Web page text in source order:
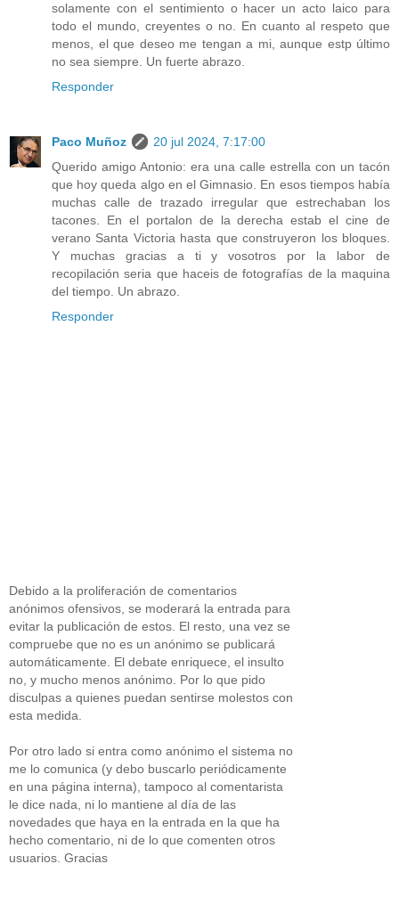
solamente con el sentimiento o hacer un acto laico para
todo el mundo, creyentes o no. En cuanto al respeto que
menos, el que deseo me tengan a mi, aunque estp último
no sea siempre. Un fuerte abrazo.
Responder
Paco Muñoz
20 jul 2024, 7:17:00
Querido amigo Antonio: era una calle estrella con un tacón
que hoy queda algo en el Gimnasio. En esos tiempos había
muchas calle de trazado irregular que estrechaban los
tacones. En el portalon de la derecha estab el cine de
verano Santa Victoria hasta que construyeron los bloques.
Y muchas gracias a ti y vosotros por la labor de
recopilación seria que haceis de fotografías de la maquina
del tiempo. Un abrazo.
Responder
Debido a la proliferación de comentarios
anónimos ofensivos, se moderará la entrada para
evitar la publicación de estos. El resto, una vez se
compruebe que no es un anónimo se publicará
automáticamente. El debate enriquece, el insulto
no, y mucho menos anónimo. Por lo que pido
disculpas a quienes puedan sentirse molestos con
esta medida.
Por otro lado si entra como anónimo el sistema no
me lo comunica (y debo buscarlo periódicamente
en una página interna), tampoco al comentarista
le dice nada, ni lo mantiene al día de las
novedades que haya en la entrada en la que ha
hecho comentario, ni de lo que comenten otros
usuarios. Gracias